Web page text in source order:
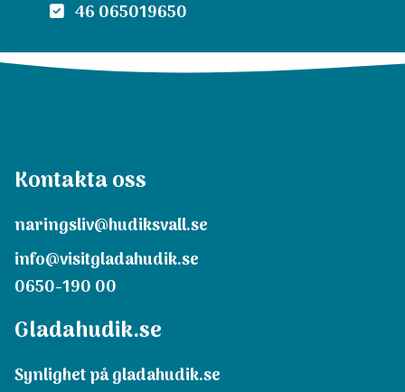
46 065019650
Kontakta oss
naringsliv@hudiksvall.se
info@visitgladahudik.se
0650-190 00
Gladahudik.se
Synlighet på gladahudik.se